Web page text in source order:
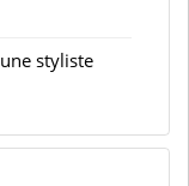
styliste